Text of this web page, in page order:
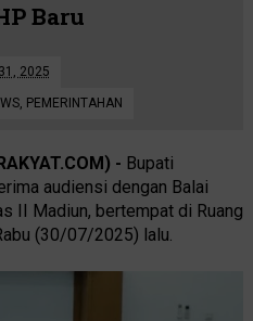
Baru
2025
, PEMERINTAHAN
- Bupati
audiensi dengan Balai
II Madiun, bertempat di Ruang
(30/07/2025) lalu.